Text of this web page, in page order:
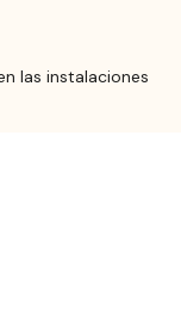
las instalaciones